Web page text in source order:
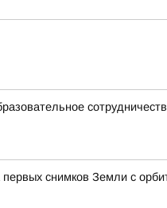
снимков Земли с